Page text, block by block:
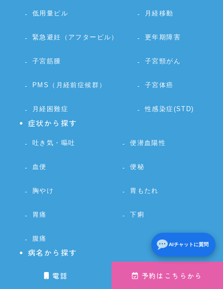
電話 予約はこちらから
低用量ピル 月経移動
緊急避妊（アフターピル） 更年期障害
子宮筋腫 子宮頸がん
PMS（月経前症候群） 子宮体癌
月経困難症 性感染症(STD)
症状から探す
吐き気・嘔吐 便潜血陽性
血便 便秘
胸やけ 胃もたれ
胃痛 下痢
腹痛
病名から探す
逆流性食道炎 胃潰瘍
AIチャットに質問